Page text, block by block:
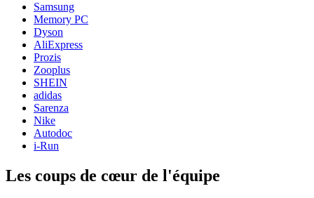
Samsung
Memory PC
Dyson
AliExpress
Prozis
Zooplus
SHEIN
adidas
Sarenza
Nike
Autodoc
i-Run
Les coups de cœur de l'équipe